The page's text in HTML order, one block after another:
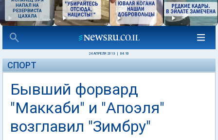
НАПАЛ НА
РЕЗЕРВИСТА
ЦАХАЛА
24 АПРЕЛЯ 2013 04:10
СПОРТ
Бывший форвард
"Маккаби" и "Апоэля"
возглавил "Зимбру"